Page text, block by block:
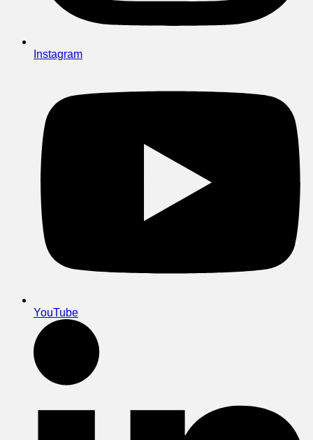
Instagram
YouTube